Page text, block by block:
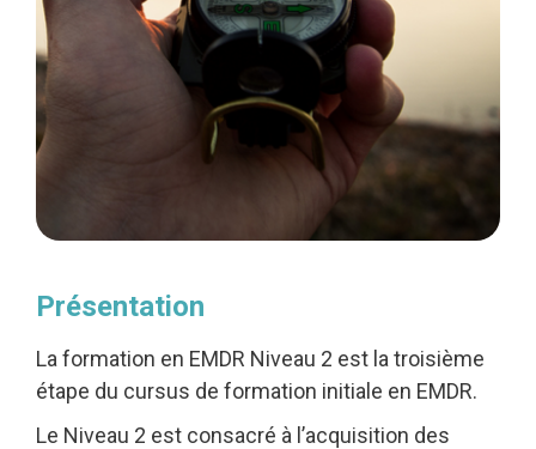
Présentation
La formation en EMDR Niveau 2 est la troisième
étape du cursus de formation initiale en EMDR.
Le Niveau 2 est consacré à l’acquisition des